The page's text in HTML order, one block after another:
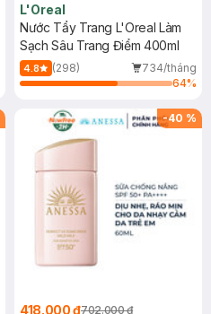
L'Oreal
Nước Tẩy Trang L'Oreal Làm
Sạch Sâu Trang Điểm 400ml
4.8 (298)
734/tháng
64%
-40 %
418.000 ₫702.000 ₫